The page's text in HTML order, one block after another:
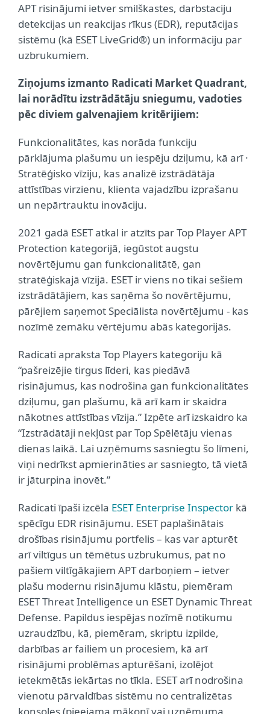
APT risinājumi ietver smilškastes, darbstaciju
detekcijas un reakcijas rīkus (EDR), reputācijas
sistēmu (kā ESET LiveGrid®) un informāciju par
uzbrukumiem.
Ziņojums izmanto Radicati Market Quadrant,
lai norādītu izstrādātāju sniegumu, vadoties
pēc diviem galvenajiem kritērijiem:
Funkcionalitātes, kas norāda funkciju
pārklājuma plašumu un iespēju dziļumu, kā arī ·
Stratēģisko vīziju, kas analizē izstrādātāja
attīstības virzienu, klienta vajadzību izprašanu
un nepārtrauktu inovāciju.
2021 gadā ESET atkal ir atzīts par Top Player APT
Protection kategorijā, iegūstot augstu
novērtējumu gan funkcionalitātē, gan
stratēģiskajā vīzijā. ESET ir viens no tikai sešiem
izstrādātājiem, kas saņēma šo novērtējumu,
pārējiem saņemot Speciālista novērtējumu - kas
nozīmē zemāku vērtējumu abās kategorijās.
Radicati apraksta Top Players kategoriju kā
“pašreizējie tirgus līderi, kas piedāvā
risinājumus, kas nodrošina gan funkcionalitātes
dziļumu, gan plašumu, kā arī kam ir skaidra
nākotnes attīstības vīzija.” Izpēte arī izskaidro ka
“Izstrādātāji nekļūst par Top Spēlētāju vienas
dienas laikā. Lai uzņēmums sasniegtu šo līmeni,
viņi nedrīkst apmierināties ar sasniegto, tā vietā
ir jāturpina inovēt.”
Radicati īpaši izcēla ESET Enterprise Inspector kā
spēcīgu EDR risinājumu. ESET paplašinātais
drošības risinājumu portfelis – kas var apturēt
arī viltīgus un tēmētus uzbrukumus, pat no
pašiem viltīgākajiem APT darboņiem – ietver
plašu modernu risinājumu klāstu, piemēram
ESET Threat Intelligence un ESET Dynamic Threat
Defense. Papildus iespējas nozīmē notikumu
uzraudzību, kā, piemēram, skriptu izpilde,
darbības ar failiem un procesiem, kā arī
risinājumi problēmas apturēšani, izolējot
ietekmētās iekārtas no tīkla. ESET arī nodrošina
vienotu pārvaldības sistēmu no centralizētas